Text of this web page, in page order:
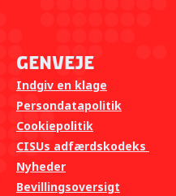
Genveje
Indgiv en klage
Persondatapolitik
Cookiepolitik
CISUs adfærdskodeks
Nyheder
Bevillingsoversigt